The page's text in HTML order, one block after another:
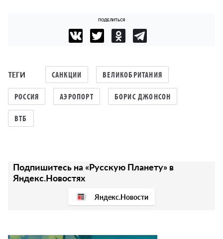
ПОДЕЛИТЬСЯ
ТЕГИ САНКЦИИ ВЕЛИКОБРИТАНИЯ
РОССИЯ АЭРОПОРТ БОРИС ДЖОНСОН
ВТБ
Подпишитесь на «Русскую Планету» в
Яндекс.Новостях
Яндекс.Новости